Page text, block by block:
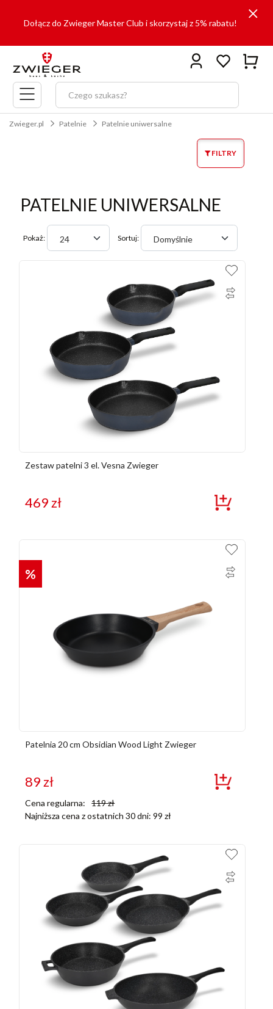
Dołącz do Zwieger Master Club i skorzystaj z 5% rabatu!
Menu
główne
Zwieger.pl Patelnie Patelnie uniwersalne
FILTRY
PATELNIE UNIWERSALNE
Pokaż: 24 Sortuj: Domyślnie
Zestaw patelni 3 el. Vesna Zwieger
469zł
%
Patelnia 20 cm Obsidian Wood Light Zwieger
89zł
Cena regularna: 119zł
Najniższa cena z ostatnich 30 dni:99 zł